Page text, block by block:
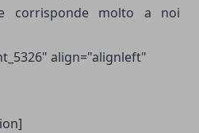
corrisponde molto a noi
align="alignleft"